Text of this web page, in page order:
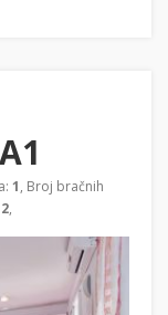
1, Broj bračnih
2,